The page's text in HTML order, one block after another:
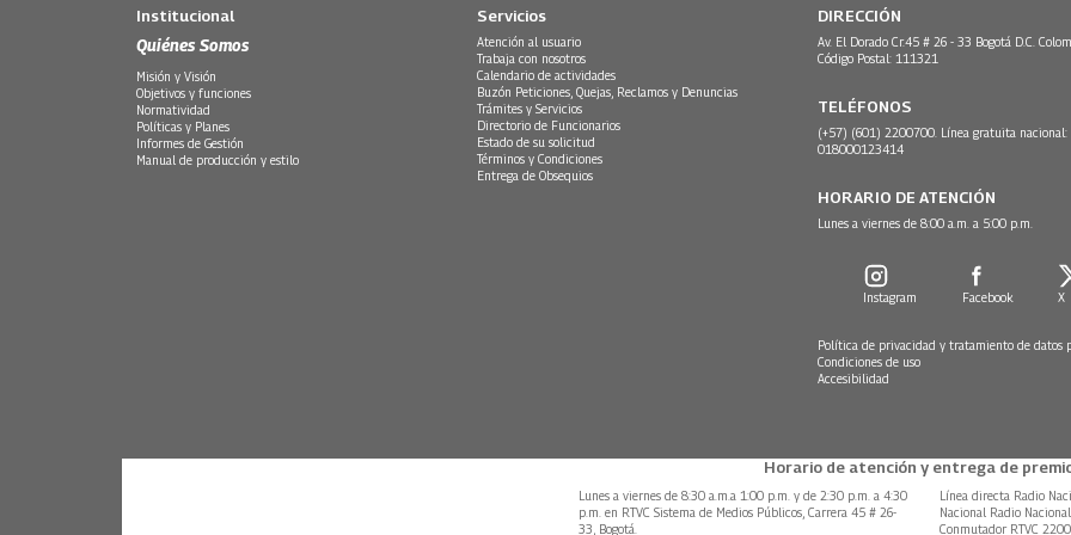
Institucional
Quiénes Somos
Misión y Visión
Objetivos y funciones
Normatividad
Políticas y Planes
Informes de Gestión
Manual de producción y estilo
Servicios
Atención al usuario
Trabaja con nosotros
Calendario de actividades
Buzón Peticiones, Quejas, Reclamos y Denuncias
Trámites y Servicios
Directorio de Funcionarios
Estado de su solicitud
Términos y Condiciones
Entrega de Obsequios
DIRECCIÓN
Av. El Dorado Cr.45 # 26 - 33 Bogotá D.C.
Código Postal: 111321
TELÉFONOS
(+57) (601) 2200700. Línea gratuita nacional:
018000123414
HORARIO DE ATENCIÓN
Lunes a viernes de 8:00 a.m. a 5:00 p.m.
Instagram Facebook X
Política de privacidad y tratamiento de datos
Condiciones de uso
Accesibilidad
Horario de atención y entrega de
Lunes a viernes de 8:30 a.m.a 1:00 p.m. y de 2:30 p.m. a 4:30
p.m. en RTVC Sistema de Medios Públicos, Carrera 45 # 26-
33, Bogotá.
Línea directa Radio
Nacional Radio
Conmutador RTVC